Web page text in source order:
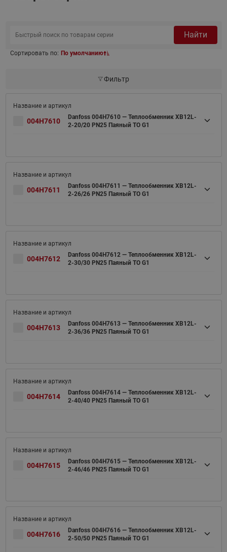
Найти
Сортировать по: По умолчанию
Фильтр
004H7610
Danfoss 004H7610 — Теплообменник XB12L-
2-20/20 PN25 Паяный ТО G1
004H7611
Danfoss 004H7611 — Теплообменник XB12L-
2-26/26 PN25 Паяный ТО G1
004H7612
Danfoss 004H7612 — Теплообменник XB12L-
2-30/30 PN25 Паяный ТО G1
004H7613
Danfoss 004H7613 — Теплообменник XB12L-
2-36/36 PN25 Паяный ТО G1
004H7614
Danfoss 004H7614 — Теплообменник XB12L-
2-40/40 PN25 Паяный ТО G1
004H7615
Danfoss 004H7615 — Теплообменник XB12L-
2-46/46 PN25 Паяный ТО G1
004H7616
Danfoss 004H7616 — Теплообменник XB12L-
2-50/50 PN25 Паяный ТО G1